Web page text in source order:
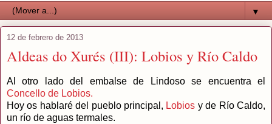
▼
12 de febrero de 2013
Aldeas do Xurés (III): Lobios y Río Caldo
Al otro lado del embalse de Lindoso se encuentra el
Concello de Lobios.
Hoy os hablaré del pueblo principal, Lobios y de Río Caldo,
un río de aguas termales.